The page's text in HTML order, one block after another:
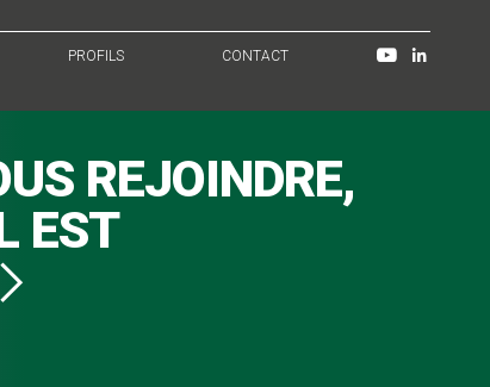
PROFILS CONTACT
REJOINDRE,
EST